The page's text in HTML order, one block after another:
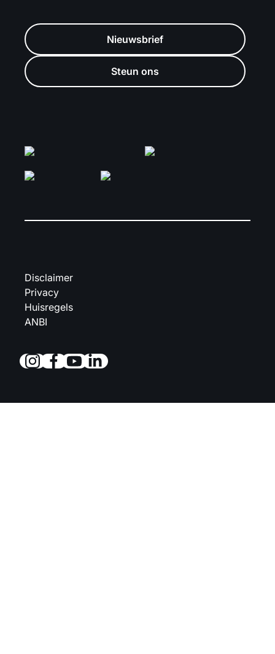
Nieuwsbrief
Steun ons
Disclaimer
Privacy
Huisregels
ANBI